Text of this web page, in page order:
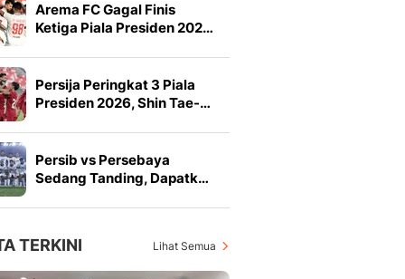
Arema FC Gagal Finis
Ketiga Piala Presiden 202…
Persija Peringkat 3 Piala
Presiden 2026, Shin Tae-…
Persib vs Persebaya
Sedang Tanding, Dapatk…
TERKINI Lihat Semua